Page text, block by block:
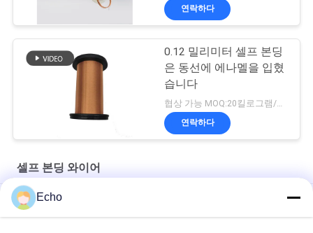
연락하다
0.12 밀리미터 셀프 본딩
은 동선에 에나멜을 입혔
습니다
연락하다
셀프 본딩 와이어
AIW 0.14mm 고순도 구리 와이어 단열 된 에나멜 고체
Echo